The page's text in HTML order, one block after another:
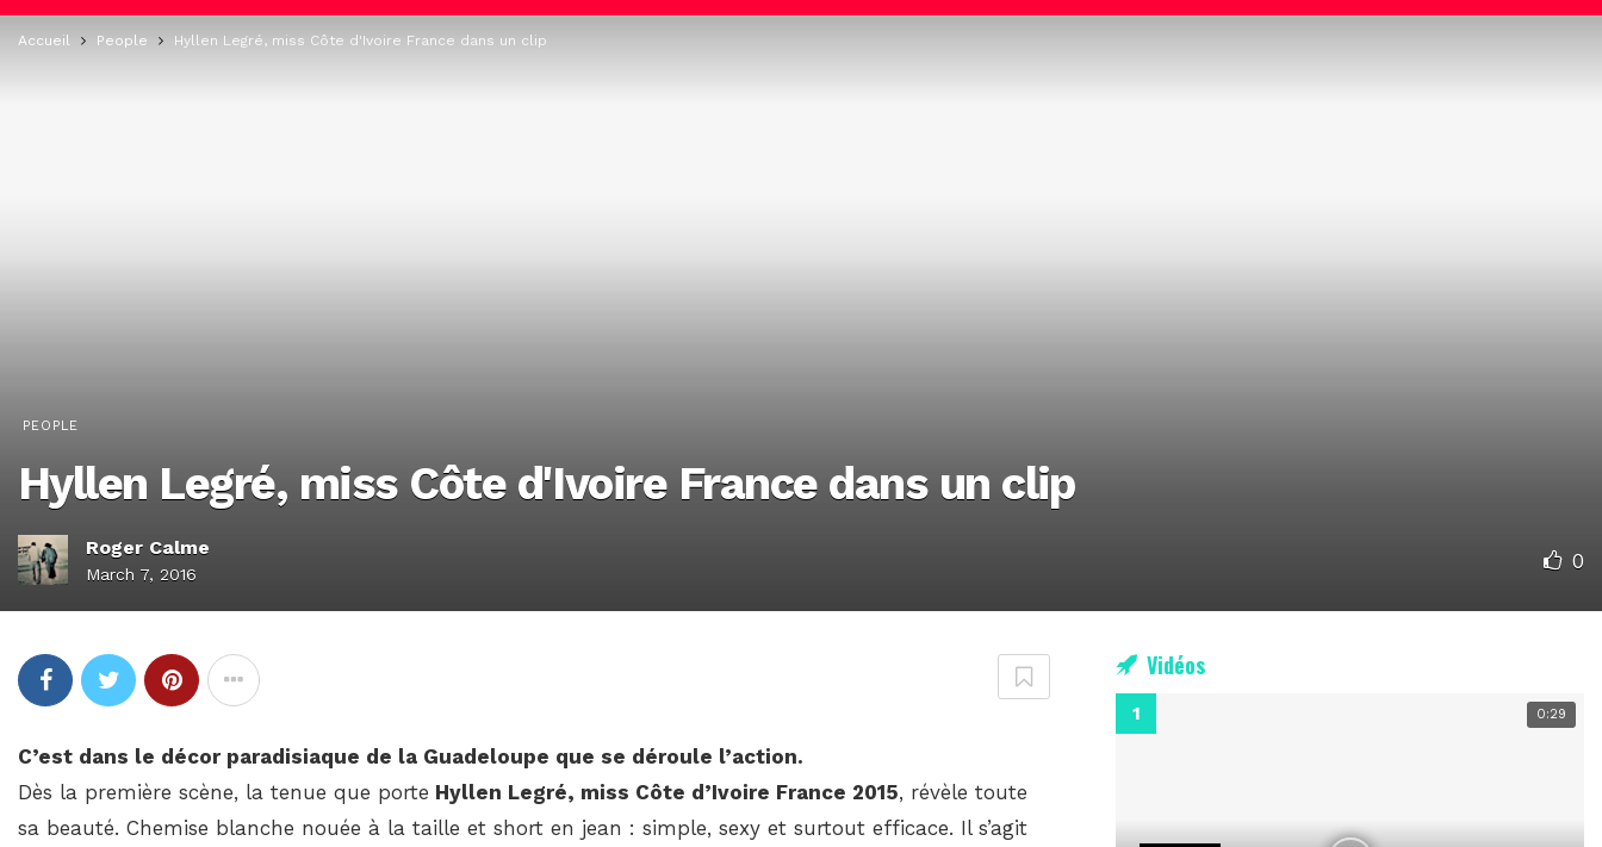
Accueil People Hyllen Legré, miss Côte d'Ivoire France dans un clip
PEOPLE
Hyllen Legré, miss Côte d'Ivoire France dans un clip
Roger Calme
March 7, 2016
0
C’est dans le décor paradisiaque de la Guadeloupe que se déroule l’action.
Dès la première scène, la tenue que porte Hyllen Legré, miss Côte d’Ivoire France 2015, révèle toute
sa beauté. Chemise blanche nouée à la taille et short en jean : simple, sexy et surtout efficace. Il s’agit
Vidéos
0:29